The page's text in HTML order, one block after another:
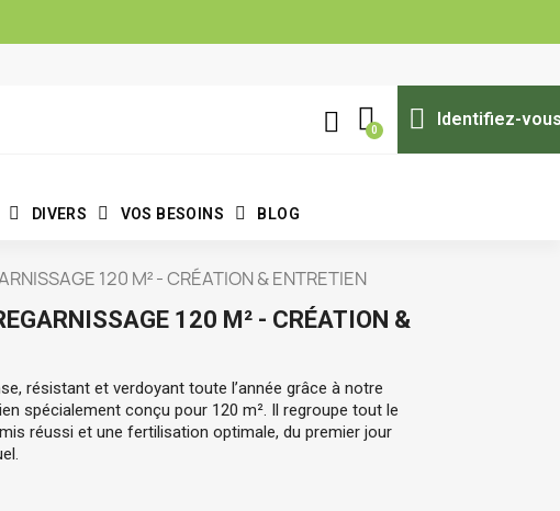
Identifiez-
DIVERS VOS BESOINS BLOG
120 M² - CRÉATION & ENTRETIEN
120 M² - CRÉATION &
résistant et verdoyant toute l’année grâce à notre
spécialement conçu pour 120 m². Il regroupe tout le
réussi et une fertilisation optimale, du premier jour